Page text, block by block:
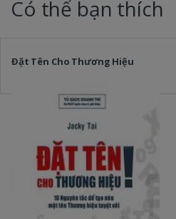
Có thể bạn thích
Đặt Tên Cho Thương Hiệu